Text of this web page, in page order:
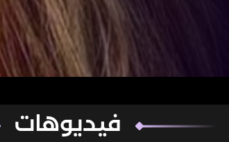
فيديوهات